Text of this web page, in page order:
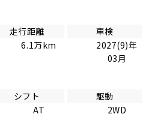
走行距離
6.1万km
車検
2027(9)年
03月
シフト
AT
駆動
2WD